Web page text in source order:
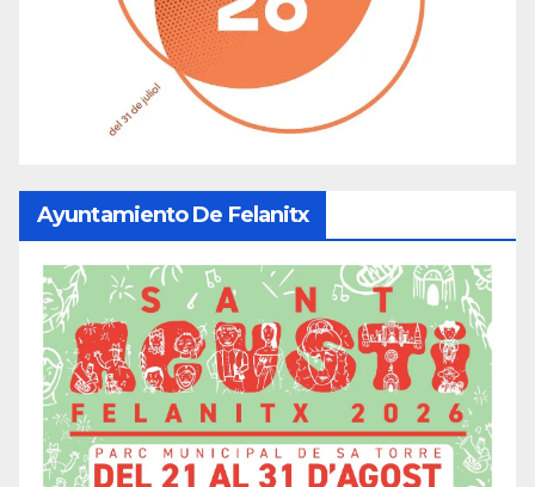
Ayuntamiento De Felanitx